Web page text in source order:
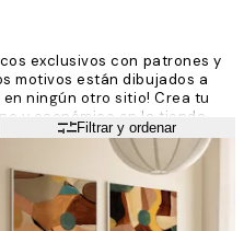
exclusivos con patrones y
motivos están dibujados a
ningún otro sitio! Crea tu
y económico en la tienda
Filtrar y ordenar